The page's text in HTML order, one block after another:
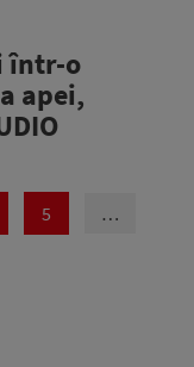
într-o
apei,
5
…